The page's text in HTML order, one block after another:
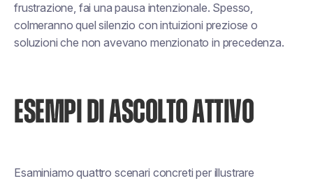
frustrazione, fai una pausa intenzionale. Spesso,
colmeranno quel silenzio con intuizioni preziose o
soluzioni che non avevano menzionato in precedenza.
ESEMPI DI ASCOLTO ATTIVO
Esaminiamo quattro scenari concreti per illustrare